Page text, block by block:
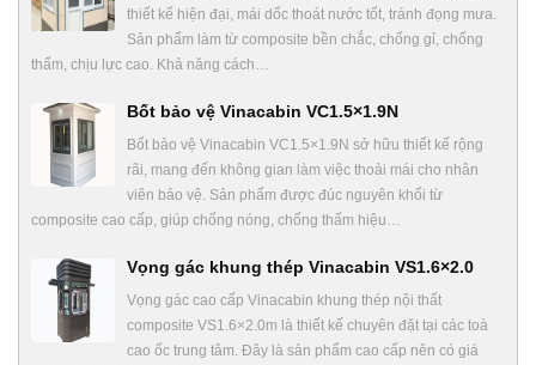
thiết kế hiện đại, mái dốc thoát nước tốt, tránh đọng mưa.
Sản phẩm làm từ composite bền chắc, chống gỉ, chống
thấm, chịu lực cao. Khả năng cách…
Bốt bảo vệ Vinacabin VC1.5×1.9N
Bốt bảo vệ Vinacabin VC1.5×1.9N sở hữu thiết kế rộng
rãi, mang đến không gian làm việc thoải mái cho nhân
viên bảo vệ. Sản phẩm được đúc nguyên khối từ
composite cao cấp, giúp chống nóng, chống thấm hiệu…
Vọng gác khung thép Vinacabin VS1.6×2.0
Vọng gác cao cấp Vinacabin khung thép nội thất
composite VS1.6×2.0m là thiết kế chuyên đặt tại các toà
cao ốc trung tâm. Đây là sản phẩm cao cấp nên có giá